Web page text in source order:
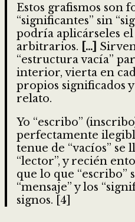
Estos grafismos son
“significantes” sin
podría aplicárseles
arbitrarios.
[…]
“estructura vacía”
interior, vierta en
propios significados
relato.
Yo “escribo”
perfectamente
tenue de “vacíos” se
“lector”, y recién
que lo que “escribo”
“mensaje” y los
signos. [4]